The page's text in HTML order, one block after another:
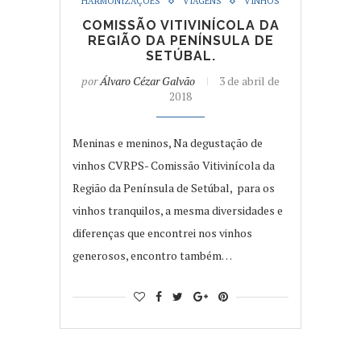
COMISSÃO VITIVINÍCOLA DA
REGIÃO DA PENÍNSULA DE
SETÚBAL.
porÁlvaro Cézar Galvão
3 de abril de
2018
Meninas e meninos, Na degustação de
vinhos CVRPS- Comissão Vitivinícola da
Região da Península de Setúbal, para os
vinhos tranquilos, a mesma diversidades e
diferenças que encontrei nos vinhos
generosos, encontro também…